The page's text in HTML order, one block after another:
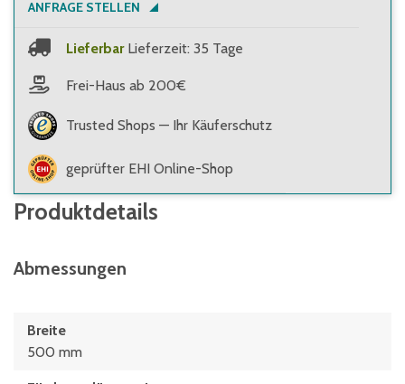
ANFRAGE STELLEN
Lieferbar Lieferzeit: 35 Tage
Frei-Haus ab 200€
Trusted Shops — Ihr Käuferschutz
geprüfter EHI Online-Shop
Produktdetails
Abmessungen
Breite
500 mm